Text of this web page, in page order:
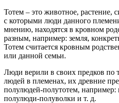
Тотем – это животное, растение,
с которыми люди данного
мнению, находятся в кровном
разным, например: земля,
Тотем считается кровным
или данной семьи.
Люди верили в своих предков по
людей в племенах, их древние
полулюдей-полутотем, например:
полулюди-полуволки и т. д.